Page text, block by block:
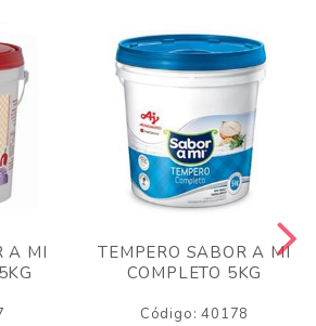
A MI
TEMPERO SABOR A MI
COMPLETO 5KG
Código: 40178